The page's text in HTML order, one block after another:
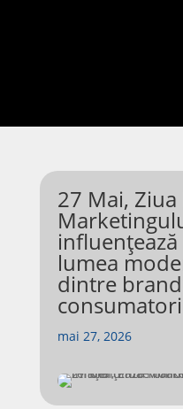
27 Mai,
lumea
dintre
consumatori
mai 27, 2026